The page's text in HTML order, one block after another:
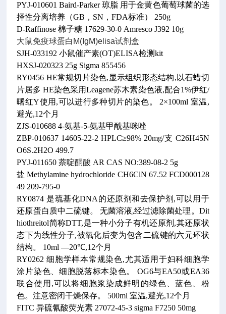
PYJ-010601 Baird-Parker 琼脂 用于金黄色葡萄球菌的选
择性分离培养（GB，SN，FDA标准） 250g
D-Raffinose 棉子糖 17629-30-0 Amresco J392 10g
大鼠免疫球蛋白M(IgM)elisa试剂盒
SJH-033192 小鼠催产素(OT)ELISA检测kit
HXSJ-020323 25g Sigma 855456
RY0456 HE常规切片染色,显示组织形态结构,以石蜡切
片居多 HE染色采用Leagene苏木素染色液,配合1%伊红/
曙红Y使用,可以进行多种切片的染色。 2×100ml 室温,
避光,12个月
ZJS-010688 4-氨基-5-氨基甲酰基咪唑
ZBP-010637 14605-22-2 HPLC≥98% 20mg/支 C26H45N
O6S.2H2O 499.7
PYJ-011650 萘啶酮酸 AR CAS NO:389-08-2 5g
盐 Methylamine hydrochloride CH6ClN 67.52 FCD000128
49 209-795-0
RY0874 是巯基化DNA的还原剂和去保护剂,可以用于
还原蛋白质中二硫键。 无菌溶液,经过滤除菌处理。Dit
hiothreitol简称DTT,是一种小分子有机还原剂,其还原状
态下为线性分子,被氧化后变为包含二硫键的六元环状
结构。 10ml —20℃,12个月
RY0262 细胞学样本常规染色,尤其适用于妇科细胞学
涂片染色、细胞脱落标本染色。 OG6与EA50或EA36
联合使用,可以将细胞浆染成鲜明的绿色、蓝色、粉
色。注意密闭干燥保存。 500ml 室温,避光,12个月
FITC 异硫氰酸荧光素 27072-45-3 sigma F7250 50mg